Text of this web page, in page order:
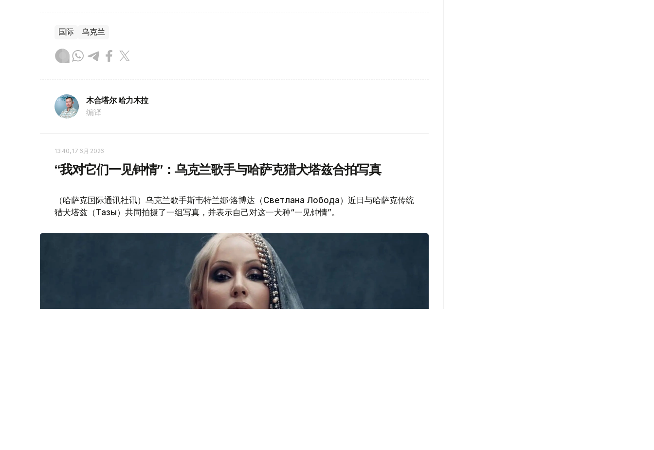
国际 乌克兰
木合塔尔 哈力木拉
编译
13:40, 17 6月 2026
“我对它们一见钟情”：乌克兰歌手与哈萨克猎犬塔兹合拍写真
（哈萨克国际通讯社讯）乌克兰歌手斯韦特兰娜·洛博达（Светлана Лобода）近日与哈萨克传统
猎犬塔兹（Тазы）共同拍摄了一组写真，并表示自己对这一犬种“一见钟情”。